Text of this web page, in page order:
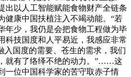
出以人工智能赋能食物财产全链条
健康中国扶植注入不竭动能。“若
年少，我仍是会把食物工程做为毕
技国度和人平易近，我感应非常
入国度的需要、苍生的需求，我们
就有了络绎不绝的动力。”……这
一位中国科学家的苦守取赤子情